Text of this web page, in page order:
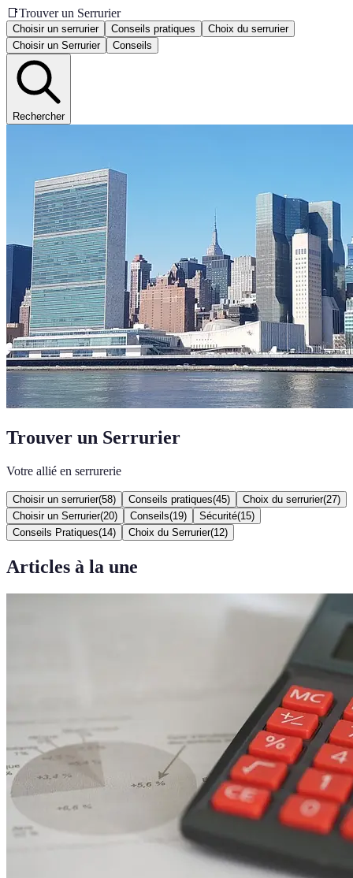
📑Trouver un Serrurier
Choisir un serrurier Conseils pratiques
Choix du serrurier
Choisir un Serrurier
Conseils
Rechercher
Trouver un Serrurier
Votre allié en serrurerie
Choisir un serrurier(58) Conseils pratiques(45) Choix du serrurier(27)
Choisir un Serrurier(20) Conseils(19) Sécurité(15)
Conseils Pratiques(14) Choix du Serrurier(12)
Articles à la une